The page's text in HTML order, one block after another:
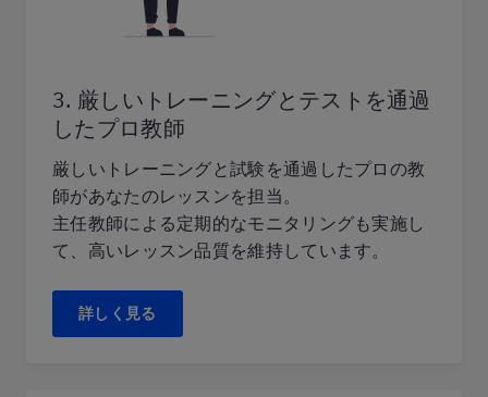
3. 厳しいトレーニングとテストを通過
したプロ教師
厳しいトレーニングと試験を通過したプロの教
師があなたのレッスンを担当。
主任教師による定期的なモニタリングも実施し
て、高いレッスン品質を維持しています。
詳しく見る